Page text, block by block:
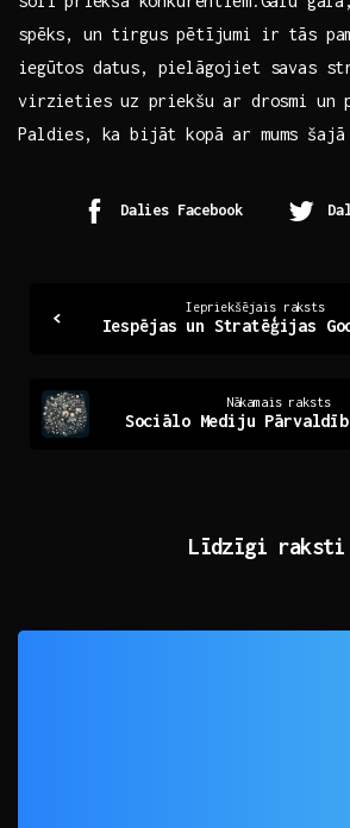
spēks, un tirgus pētījumi ir tās​
iegūtos datus, pielāgojiet⁢ savas
virzieties ⁤uz ​priekšu ar drosmi un
Paldies, ka​ bijāt ‌kopā ar‍ mums šajā
Dalies Facebook
Reading
Iepriekšējais raksts
Nākamais raksts
Līdzīgi raksti